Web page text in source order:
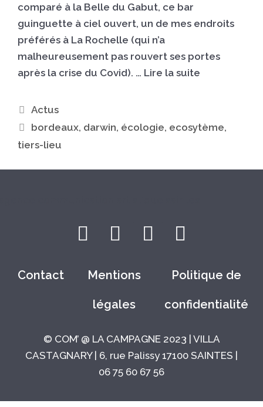
comparé à la Belle du Gabut, ce bar
guinguette à ciel ouvert, un de mes endroits
préférés à La Rochelle (qui n’a
malheureusement pas rouvert ses portes
après la crise du Covid). … Lire la suite
Actus
bordeaux, darwin, écologie, ecosytème,
tiers-lieu
Contact Mentions
légales
Politique de
confidentialité
© COM’ @ LA CAMPAGNE 2023 | VILLA
CASTAGNARY | 6, rue Palissy 17100 SAINTES |
06 75 60 67 56